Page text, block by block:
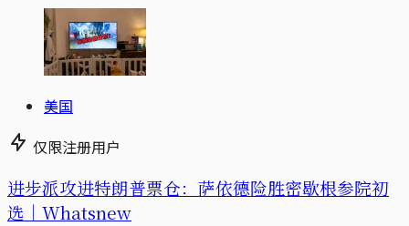
美国
仅限注册用户
进步派攻进特朗普票仓：萨依德险胜密歇根参院初
选｜Whatsnew